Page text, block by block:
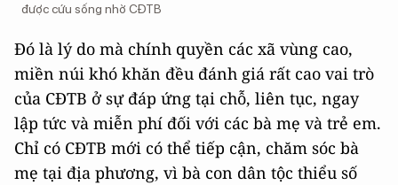
được cứu sống nhờ CĐTB
Đó là lý do mà chính quyền các xã vùng cao,
miền núi khó khăn đều đánh giá rất cao vai trò
của CĐTB ở sự đáp ứng tại chỗ, liên tục, ngay
lập tức và miễn phí đối với các bà mẹ và trẻ em.
Chỉ có CĐTB mới có thể tiếp cận, chăm sóc bà
mẹ tại địa phương, vì bà con dân tộc thiểu số